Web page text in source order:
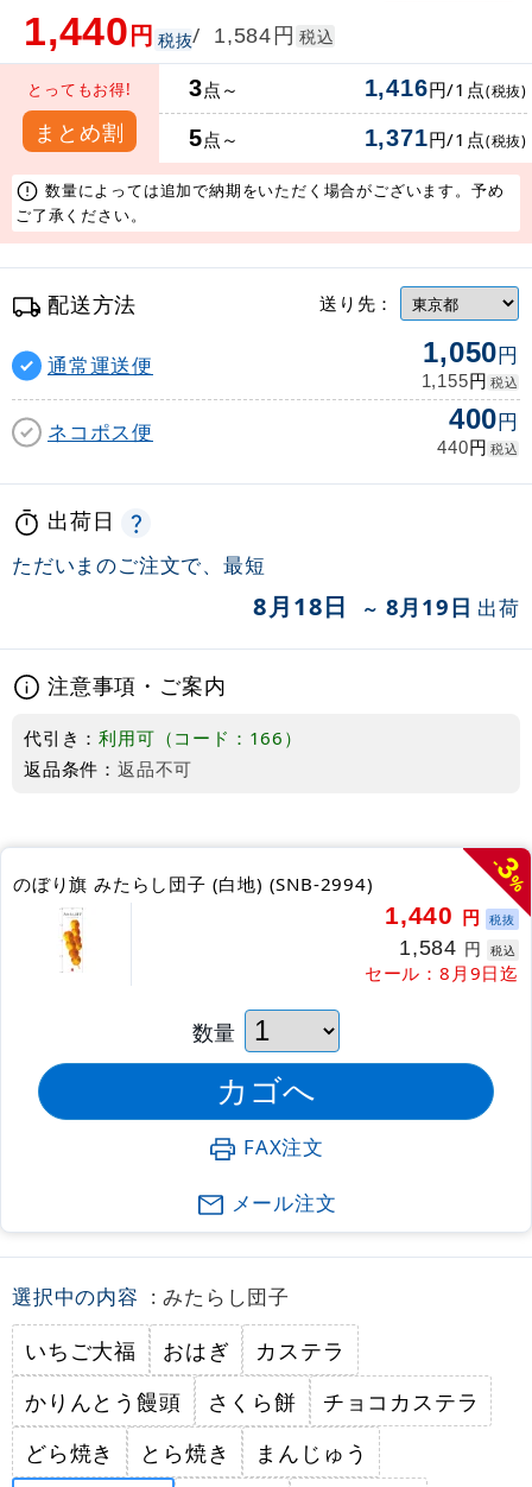
1,440円 税抜/ 1,584円 税込
とってもお得!
まとめ割
3点～ 1,416円/1点(税抜)
5点～ 1,371円/1点(税抜)
数量によっては追加で納期をいただく場合がございます。予め
ご了承ください。
配送方法 送り先：
通常運送便 1,050円
1,155円 税込
ネコポス便 400円
440円 税込
出荷日
ただいまのご注文で、最短
8月18日 ～ 8月19日 出荷
注意事項・ご案内
代引き：利用可（コード：166）
返品条件： 返品不可
-
3
%
のぼり旗 みたらし団子 (白地) (SNB-2994)
1,440 円 税抜
1,584 円 税込
セール：8月9日迄
数量
FAX注文
メール注文
選択中の内容 : みたらし団子
いちご大福 おはぎ
カステラ
かりんとう饅頭
さくら餅
チョコカステラ
どら焼き
とら焼き
まんじゅう